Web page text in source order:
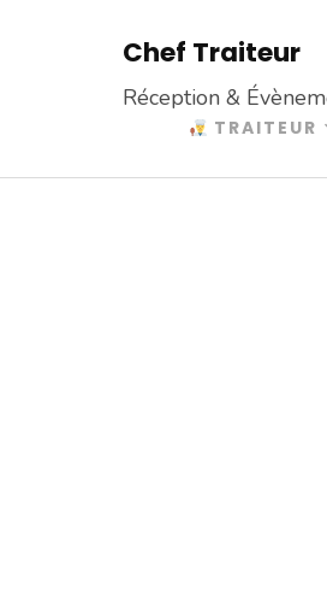
Chef Traiteur
Réception &
TRAITEUR